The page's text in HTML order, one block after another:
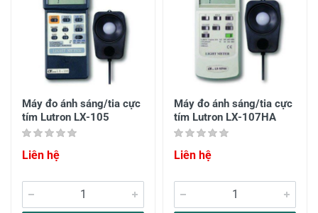
Máy đo ánh sáng/tia cực
tím Lutron LX-105
Liên hệ
Máy đo ánh sáng/tia cực
tím Lutron LX-107HA
Liên hệ